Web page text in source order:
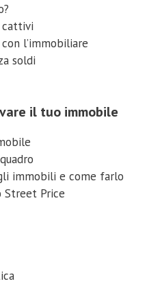
cattivi
l’immobiliare
soldi
il tuo immobile
immobili e come farlo
Street Price